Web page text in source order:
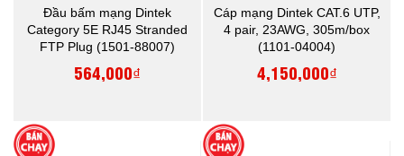
Đầu bấm mạng Dintek
Category 5E RJ45 Stranded
FTP Plug (1501-88007)
564,000₫
Cáp mạng Dintek CAT.6 UTP,
4 pair, 23AWG, 305m/box
(1101-04004)
4,150,000₫